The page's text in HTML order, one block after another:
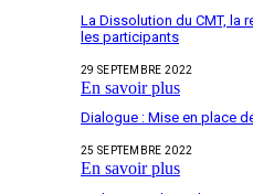
La Dissolution du CMT, la
les participants
29 SEPTEMBRE 2022
En savoir plus
Dialogue : Mise en place
25 SEPTEMBRE 2022
En savoir plus